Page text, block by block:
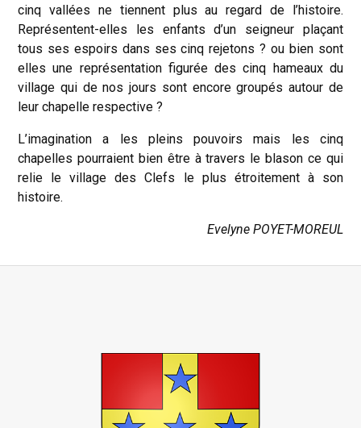
cinq vallées ne tiennent plus au regard de l’histoire.
Représentent-elles les enfants d’un seigneur plaçant
tous ses espoirs dans ses cinq rejetons ? ou bien sont
elles une représentation figurée des cinq hameaux du
village qui de nos jours sont encore groupés autour de
leur chapelle respective ?
L’imagination a les pleins pouvoirs mais les cinq
chapelles pourraient bien être à travers le blason ce qui
relie le village des Clefs le plus étroitement à son
histoire.
Evelyne POYET-MOREUL